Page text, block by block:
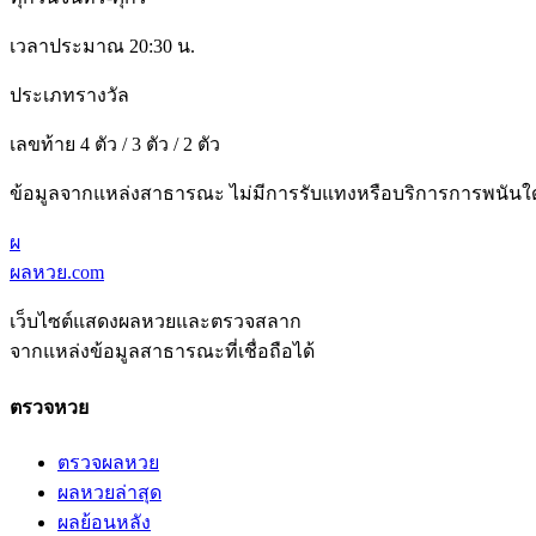
เวลาประมาณ 20:30 น.
ประเภทรางวัล
เลขท้าย 4 ตัว / 3 ตัว / 2 ตัว
ข้อมูลจากแหล่งสาธารณะ ไม่มีการรับแทงหรือบริการการพนันใ
ผ
ผลหวย.com
เว็บไซต์แสดงผลหวยและตรวจสลาก
จากแหล่งข้อมูลสาธารณะที่เชื่อถือได้
ตรวจหวย
ตรวจผลหวย
ผลหวยล่าสุด
ผลย้อนหลัง